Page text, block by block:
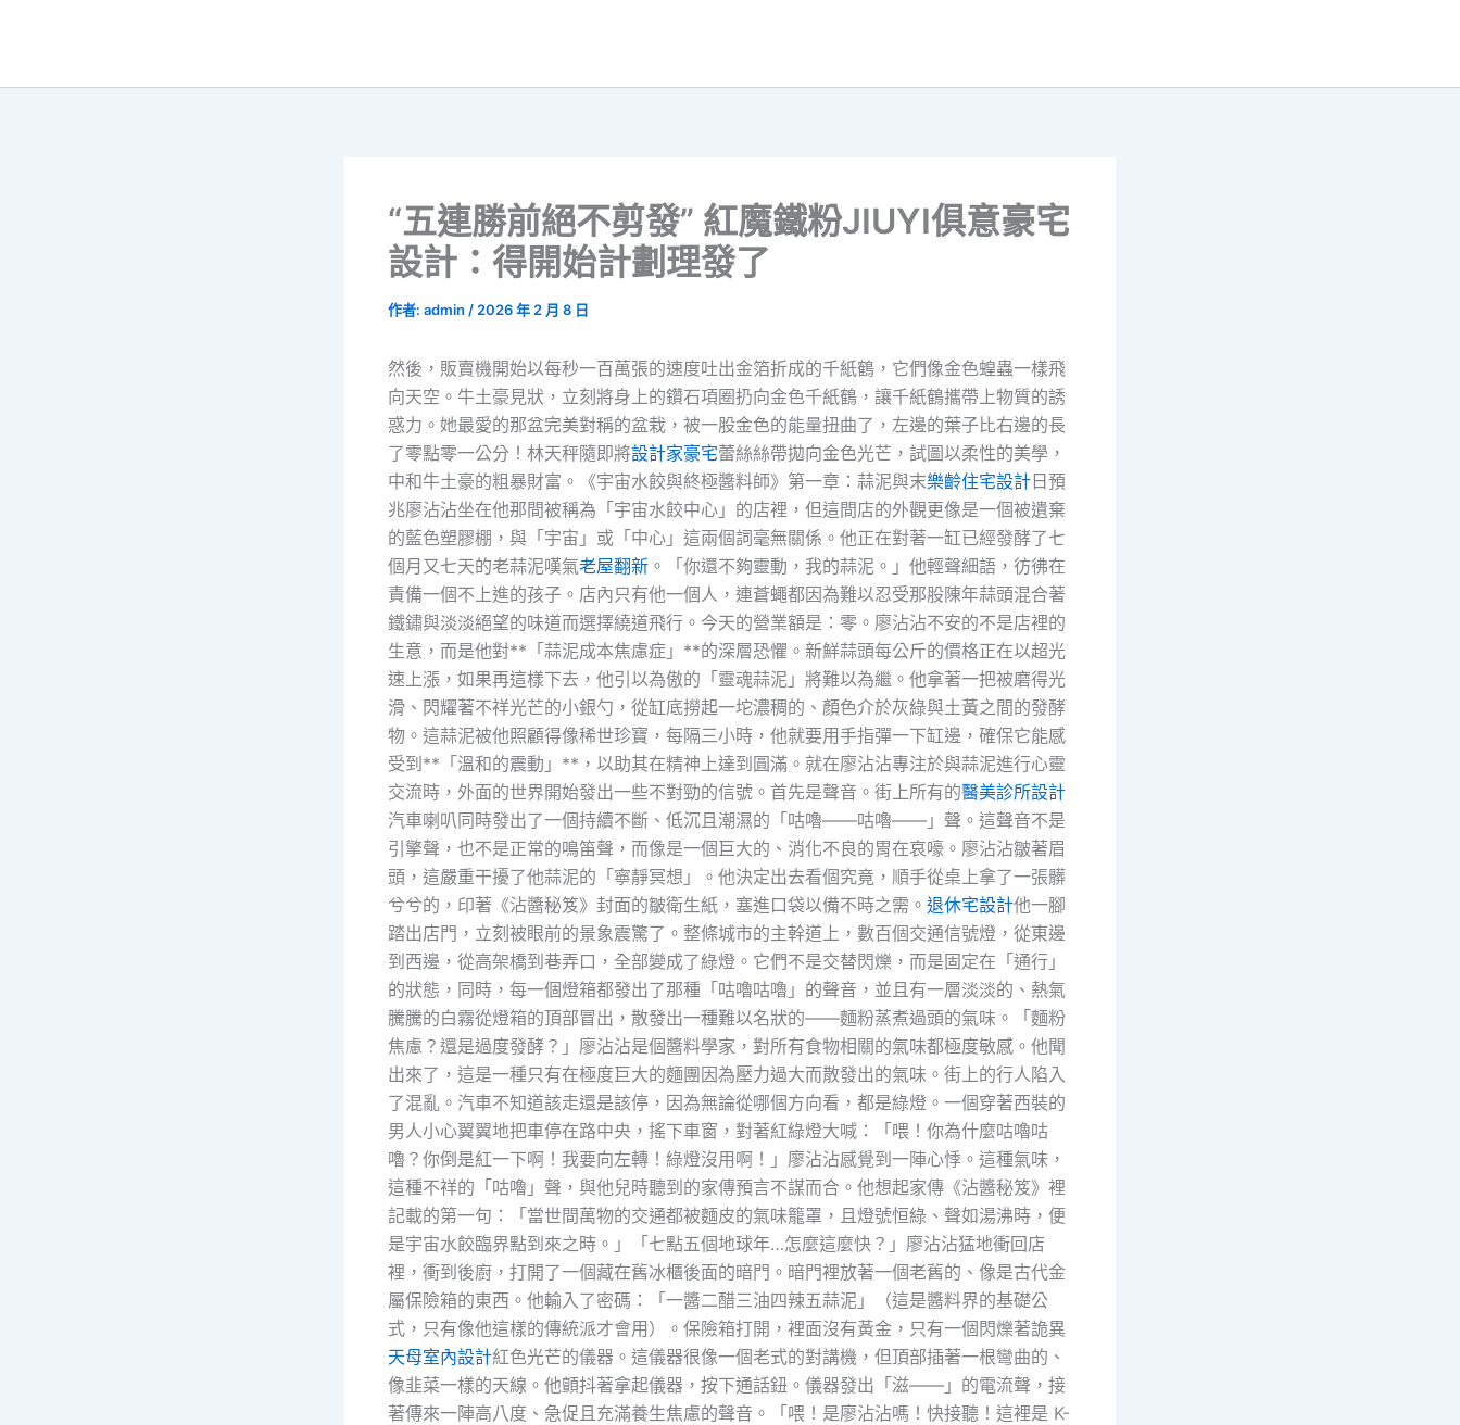
“五連勝前絕不剪發” 紅魔鐵粉JIUYI俱意豪宅
設計：得開始計劃理發了
作者: admin / 2026 年 2 月 8 日
然後，販賣機開始以每秒一百萬張的速度吐出金箔折成的千紙鶴，它們像金色蝗蟲一樣飛
向天空。牛土豪見狀，立刻將身上的鑽石項圈扔向金色千紙鶴，讓千紙鶴攜帶上物質的誘
惑力。她最愛的那盆完美對稱的盆栽，被一股金色的能量扭曲了，左邊的葉子比右邊的長
了零點零一公分！林天秤隨即將設計家豪宅蕾絲絲帶拋向金色光芒，試圖以柔性的美學，
中和牛土豪的粗暴財富。《宇宙水餃與終極醬料師》第一章：蒜泥與末樂齡住宅設計 日預
兆廖沾沾坐在他那間被稱為「宇宙水餃中心」的店裡，但這間店的外觀更像是一個被遺棄
的藍色塑膠棚，與「宇宙」或「中心」這兩個詞毫無關係。他正在對著一缸已經發酵了七
個月又七天的老蒜泥嘆氣老屋翻新 。「你還不夠靈動，我的蒜泥。」他輕聲細語，彷彿在
責備一個不上進的孩子。店內只有他一個人，連蒼蠅都因為難以忍受那股陳年蒜頭混合著
鐵鏽與淡淡絕望的味道而選擇繞道飛行。今天的營業額是：零。廖沾沾不安的不是店裡的
生意，而是他對**「蒜泥成本焦慮症」**的深層恐懼。新鮮蒜頭每公斤的價格正在以超光
速上漲，如果再這樣下去，他引以為傲的「靈魂蒜泥」將難以為繼。他拿著一把被磨得光
滑、閃耀著不祥光芒的小銀勺，從缸底撈起一坨濃稠的、顏色介於灰綠與土黃之間的發酵
物。這蒜泥被他照顧得像稀世珍寶，每隔三小時，他就要用手指彈一下缸邊，確保它能感
受到**「溫和的震動」**，以助其在精神上達到圓滿。就在廖沾沾專注於與蒜泥進行心靈
交流時，外面的世界開始發出一些不對勁的信號。首先是聲音。街上所有的醫美診所設計
汽車喇叭同時發出了一個持續不斷、低沉且潮濕的「咕嚕——咕嚕——」聲。這聲音不是
引擎聲，也不是正常的鳴笛聲，而像是一個巨大的、消化不良的胃在哀嚎。廖沾沾皺著眉
頭，這嚴重干擾了他蒜泥的「寧靜冥想」。他決定出去看個究竟，順手從桌上拿了一張髒
兮兮的，印著《沾醬秘笈》封面的皺衛生紙，塞進口袋以備不時之需。 退休宅設計他一腳
踏出店門，立刻被眼前的景象震驚了。整條城市的主幹道上，數百個交通信號燈，從東邊
到西邊，從高架橋到巷弄口，全部變成了綠燈。它們不是交替閃爍，而是固定在「通行」
的狀態，同時，每一個燈箱都發出了那種「咕嚕咕嚕」的聲音，並且有一層淡淡的、熱氣
騰騰的白霧從燈箱的頂部冒出，散發出一種難以名狀的——麵粉蒸煮過頭的氣味。「麵粉
焦慮？還是過度發酵？」廖沾沾是個醬料學家，對所有食物相關的氣味都極度敏感。他聞
出來了，這是一種只有在極度巨大的麵團因為壓力過大而散發出的氣味。街上的行人陷入
了混亂。汽車不知道該走還是該停，因為無論從哪個方向看，都是綠燈。一個穿著西裝的
男人小心翼翼地把車停在路中央，搖下車窗，對著紅綠燈大喊：「喂！你為什麼咕嚕咕
嚕？你倒是紅一下啊！我要向左轉！綠燈沒用啊！」廖沾沾感覺到一陣心悸。這種氣味，
這種不祥的「咕嚕」聲，與他兒時聽到的家傳預言不謀而合。他想起家傳《沾醬秘笈》裡
記載的第一句：「當世間萬物的交通都被麵皮的氣味籠罩，且燈號恒綠、聲如湯沸時，便
是宇宙水餃臨界點到來之時。」「七點五個地球年…怎麼這麼快？」廖沾沾猛地衝回店
裡，衝到後廚，打開了一個藏在舊冰櫃後面的暗門。暗門裡放著一個老舊的、像是古代金
屬保險箱的東西。他輸入了密碼：「一醬二醋三油四辣五蒜泥」（這是醬料界的基礎公
式，只有像他這樣的傳統派才會用）。保險箱打開，裡面沒有黃金，只有一個閃爍著詭異
天母室內設計紅色光芒的儀器。這儀器很像一個老式的對講機，但頂部插著一根彎曲的、
像韭菜一樣的天線。他顫抖著拿起儀器，按下通話鈕。儀器發出「滋——」的電流聲，接
著傳來一陣高八度、急促且充滿養生焦慮的聲音。「喂！是廖沾沾嗎！快接聽！這裡是 K-